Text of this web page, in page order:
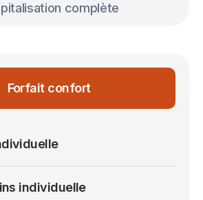
complète
Forfait confort
individuelle